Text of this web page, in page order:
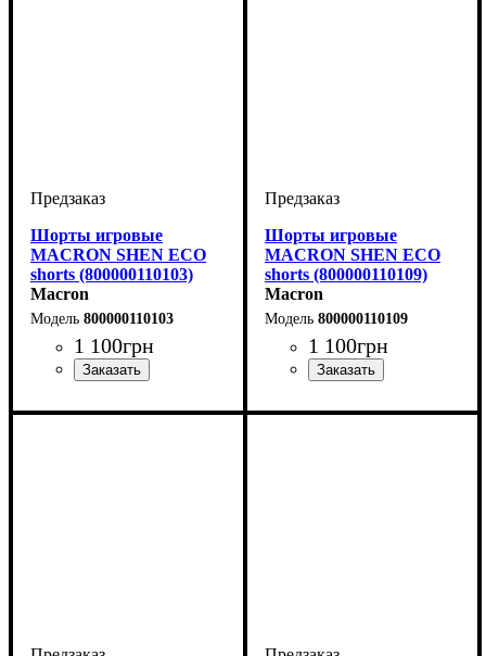
Шорты игровые
MACRON SHEN ECO
shorts (800000110103)
Macron
800000110103
1 100грн
Шорты игровые
MACRON SHEN ECO
shorts (800000110109)
Macron
800000110109
1 100грн